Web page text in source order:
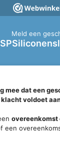
Meld een
mee dat een
voldoet
overeenkomst
een